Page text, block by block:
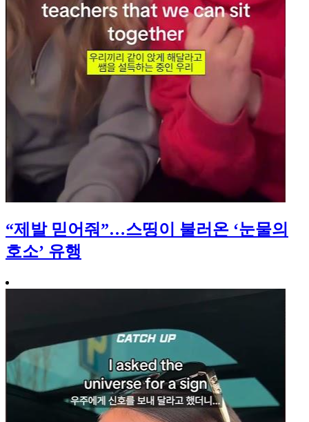
“제발 믿어줘”…스띵이 불러온 ‘눈물의
호소’ 유행